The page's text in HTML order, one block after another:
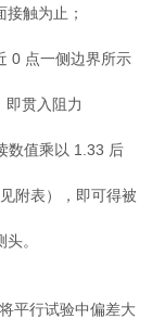
触为止；
0 点一侧边界所示
即贯入阻力
数值乘以 1.33 后
附表），即可得被
。
平行试验中偏差大